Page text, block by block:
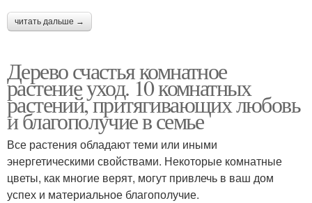
читать дальше →
Дерево счастья комнатное
растение уход. 10 комнатных
растений, притягивающих любовь
и благополучие в семье
Все растения обладают теми или иными
энергетическими свойствами. Некоторые комнатные
цветы, как многие верят, могут привлечь в ваш дом
успех и материальное благополучие.